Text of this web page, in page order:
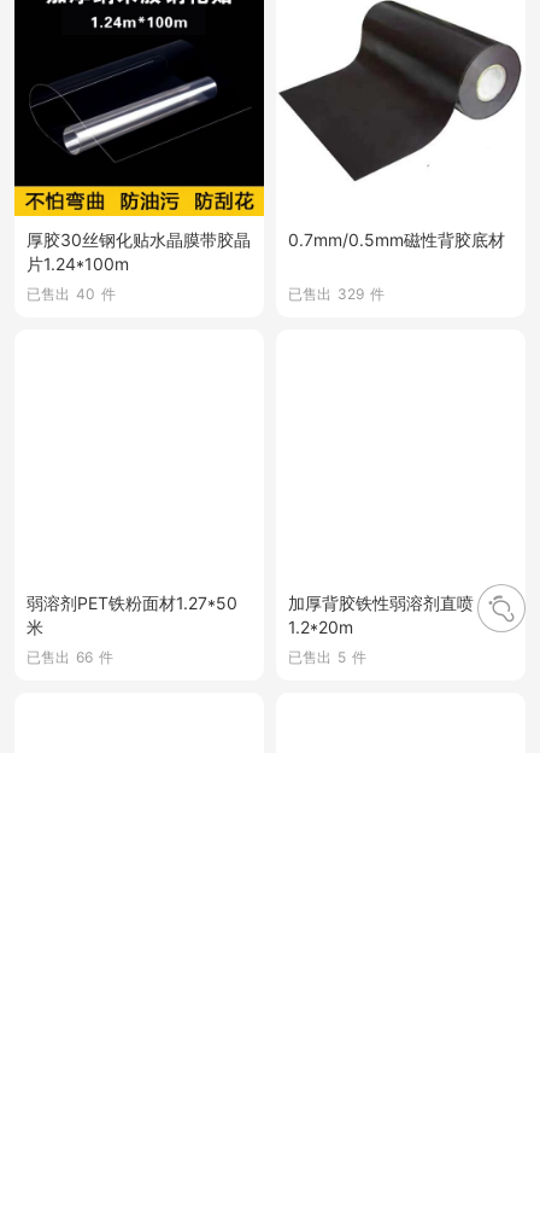
厚胶30丝钢化贴水晶膜带胶晶
片1.24*100m
已售出 40 件
0.7mm/0.5mm磁性背胶底材
已售出 329 件
弱溶剂PET铁粉面材1.27*50
米
已售出 66 件
加厚背胶铁性弱溶剂直喷
1.2*20m
已售出 5 件